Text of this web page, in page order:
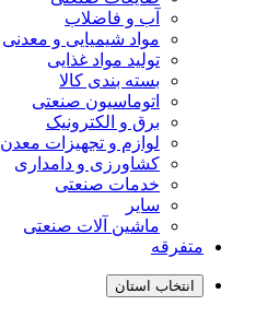
آب و فاضلاب
مواد شیمیایی و معدنی
تولید مواد غذایی
بسته بندی کالا
اتوماسیون صنعتی
برق و الکترونیک
لوازم و تجهیزات معدن
کشاورزی و دامداری
خدمات صنعتی
سایر
ماشین آلات صنعتی
متفرقه
انتخاب استان